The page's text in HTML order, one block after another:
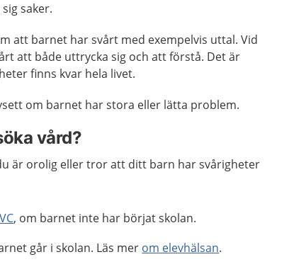
saker.
att barnet har svårt med exempelvis uttal. Vid
att både uttrycka sig och att förstå. Det är
finns kvar hela livet.
om barnet har stora eller lätta problem.
vård?
är orolig eller tror att ditt barn har svårigheter
, om barnet inte har börjat skolan.
går i skolan. Läs mer om elevhälsan.